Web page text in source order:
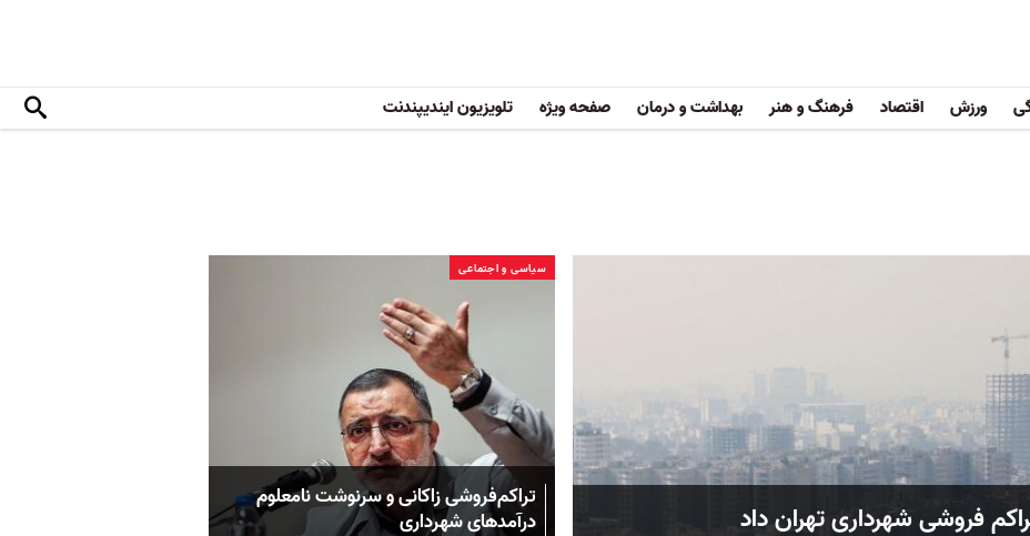
ورزش اقتصاد فرهنگ و هنر بهداشت و درمان صفحه ویژه تلویزیون ایندیپندنت
فروشی شهرداری تهران داد
سیاسی و اجتماعی
تراکم‌فروشی زاکانی و سرنوشت نامعلوم
درآمدهای شهرداری